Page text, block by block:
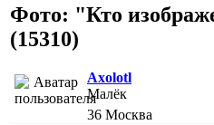
Фото: "Кто
(15310)
Axolotl
Малёк
36 Москва